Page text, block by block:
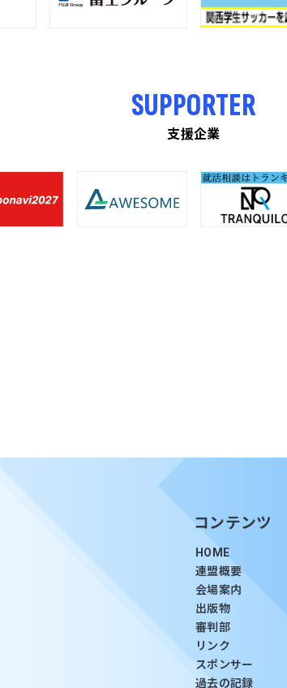
SUPPORTER
支援企業
コンテンツ
HOME
連盟概要
会場案内
出版物
審判部
リンク
スポンサー
過去の記録